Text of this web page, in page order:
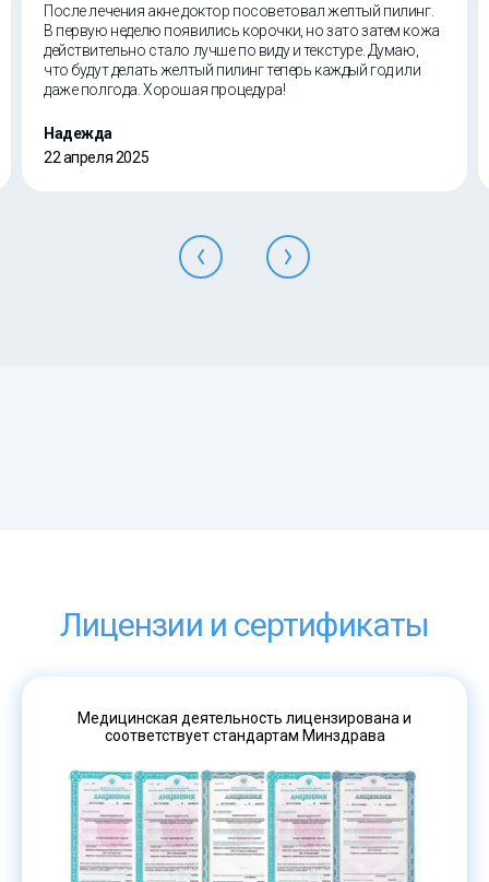
После лечения акне доктор посоветовал желтый пилинг.
В первую неделю появились корочки, но зато затем кожа
действительно стало лучше по виду и текстуре. Думаю,
что будут делать желтый пилинг теперь каждый год или
даже полгода. Хорошая процедура!
Надежда
22 апреля 2025
Лицензии и сертификаты
Медицинская деятельность лицензирована и
соответствует стандартам Минздрава